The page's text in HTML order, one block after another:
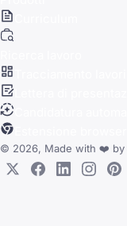
© 2026, Made with ❤️ by